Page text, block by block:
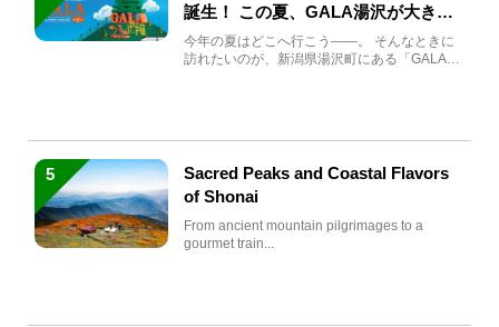
誕生！ この夏、GALA湯沢が大きく
生まれ変わる
今年の夏はどこへ行こう――。 そんなときに
訪れたいのが、新潟県湯沢町にある「GALA湯
5
Sacred Peaks and Coastal Flavors
of Shonai
From ancient mountain pilgrimages to a
gourmet train...